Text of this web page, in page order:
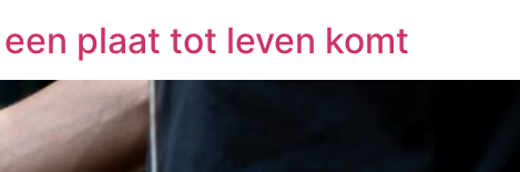
plaat tot leven komt